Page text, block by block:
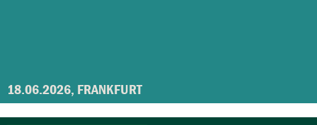
18.06.2026, FRANKFURT